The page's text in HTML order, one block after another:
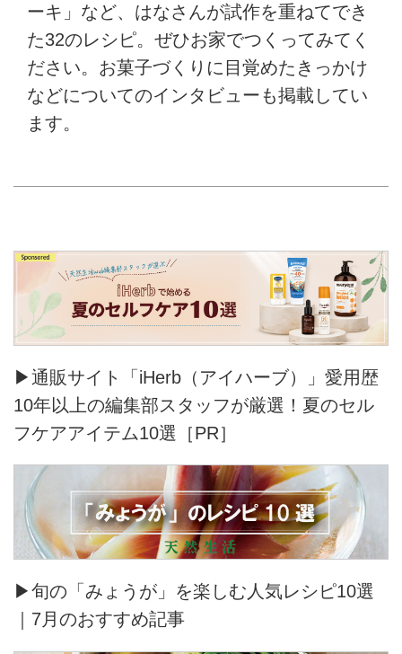
ーキ」など、はなさんが試作を重ねてでき
た32のレシピ。ぜひお家でつくってみてく
ださい。お菓子づくりに目覚めたきっかけ
などについてのインタビューも掲載してい
ます。
▶通販サイト「iHerb（アイハーブ）」愛用歴
10年以上の編集部スタッフが厳選！夏のセル
フケアアイテム10選［PR］
▶旬の「みょうが」を楽しむ人気レシピ10選
｜7月のおすすめ記事